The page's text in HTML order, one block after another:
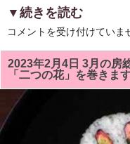
▼続きを読む
海
カ
ツ
オ
ず
節、
麦
コメントを受け付けていま
2023年2月4日 3月の房
「二つの花」を巻きます